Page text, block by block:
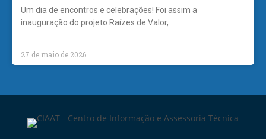
Um dia de encontros e celebrações! Foi assim a
inauguração do projeto Raízes de Valor,
27 de maio de 2026